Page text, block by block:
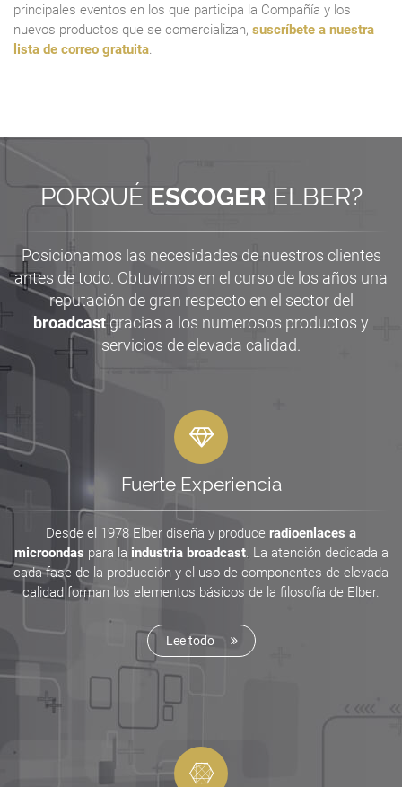
principales eventos en los que participa la Compañía y los
nuevos productos que se comercializan, suscríbete a nuestra
lista de correo gratuita.
PORQUÉ ESCOGER ELBER?
Posicionamos las necesidades de nuestros clientes
antes de todo. Obtuvimos en el curso de los años una
reputación de gran respecto en el sector del
broadcastgracias a los numerosos productos y
servicios de elevada calidad.
Fuerte Experiencia
Desde el 1978 Elber diseña y produce radioenlaces a
microondas para la industria broadcast. La atención dedicada a
cada fase de la producción y el uso de componentes de elevada
calidad forman los elementos básicos de la filosofía de Elber.
Lee todo